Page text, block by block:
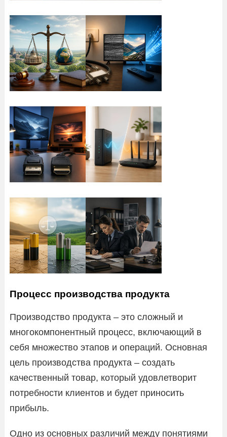
Процесс производства продукта
Производство продукта – это сложный и
многокомпонентный процесс, включающий в
себя множество этапов и операций. Основная
цель производства продукта – создать
качественный товар, который удовлетворит
потребности клиентов и будет приносить
прибыль.
Одно из основных различий между понятиями